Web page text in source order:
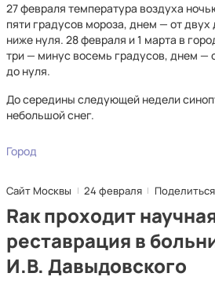
27 февраля температура воздуха
пяти градусов мороза, днем — от двух
ниже нуля. 28 февраля и 1 марта в
три — минус восемь градусов, днем —
до нуля.
До середины следующей недели
небольшой снег.
Город
Сайт Москвы 24 февраля Поделиться
Rак проходит
реставрация в
И.В. Давыдовского